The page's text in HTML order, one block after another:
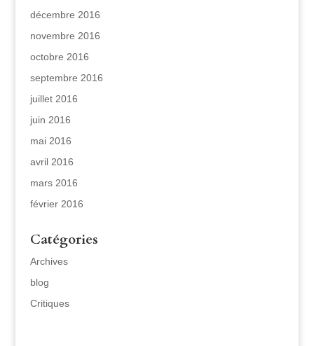
décembre 2016
novembre 2016
octobre 2016
septembre 2016
juillet 2016
juin 2016
mai 2016
avril 2016
mars 2016
février 2016
Catégories
Archives
blog
Critiques